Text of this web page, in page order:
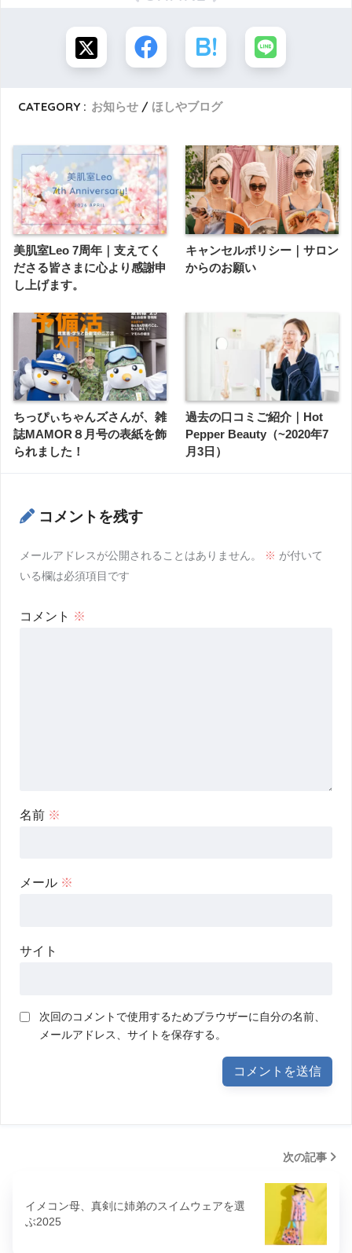
CATEGORY : お知らせ ほしやブログ
美肌室Leo 7周年｜支えてく
ださる皆さまに心より感謝申
し上げます。
キャンセルポリシー｜サロン
からのお願い
ちっぴぃちゃんズさんが、雑
誌MAMOR８月号の表紙を飾
られました！
過去の口コミご紹介｜Hot
Pepper Beauty（~2020年7
月3日）
コメントを残す
メールアドレスが公開されることはありません。 ※ が付いて
いる欄は必須項目です
コメント ※
名前 ※
メール ※
サイト
次回のコメントで使用するためブラウザーに自分の名前、
メールアドレス、サイトを保存する。
次の記事
イメコン母、真剣に姉弟のスイムウェアを選
ぶ2025